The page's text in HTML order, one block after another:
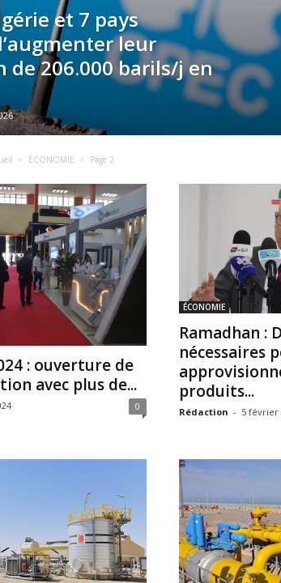
et 7 pays
leur
de 206.000 barils/j en
ÉCONOMIE Page 2
: ouverture de
avec plus de...
0
ÉCONOMIE
Ramadhan :
nécessaires
produits...
Rédaction - 5 février